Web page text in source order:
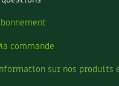
d'abonné
de jardinier
et permaculture
jardin ! | RCF
commande
sur nos